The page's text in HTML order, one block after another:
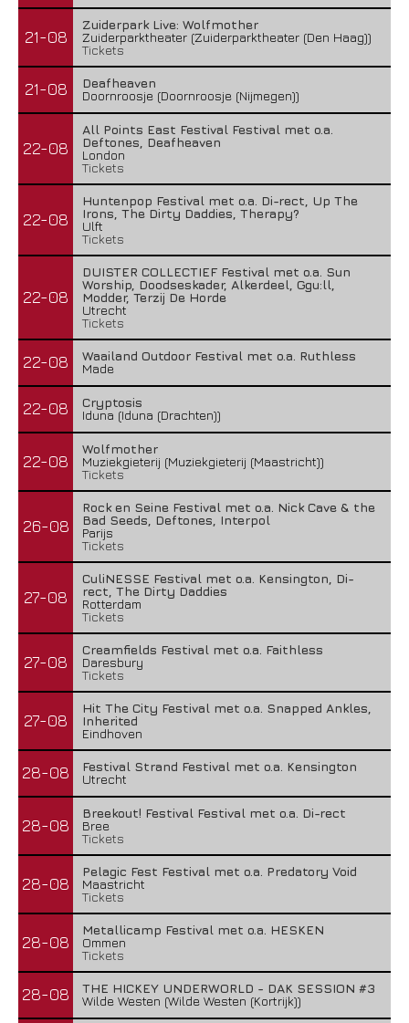
21-08
Zuiderpark Live: Wolfmother
Zuiderparktheater (Zuiderparktheater (Den Haag))
Tickets
21-08
Deafheaven
Doornroosje (Doornroosje (Nijmegen))
22-08
All Points East Festival Festival met o.a.
Deftones, Deafheaven
London
Tickets
22-08
Huntenpop Festival met o.a. Di-rect, Up The
Irons, The Dirty Daddies, Therapy?
Ulft
Tickets
22-08
DUISTER COLLECTIEF Festival met o.a. Sun
Worship, Doodseskader, Alkerdeel, Ggu:ll,
Modder, Terzij De Horde
Utrecht
Tickets
22-08
Waailand Outdoor Festival met o.a. Ruthless
Made
22-08
Cryptosis
Iduna (Iduna (Drachten))
22-08
Wolfmother
Muziekgieterij (Muziekgieterij (Maastricht))
Tickets
26-08
Rock en Seine Festival met o.a. Nick Cave & the
Bad Seeds, Deftones, Interpol
Parijs
Tickets
27-08
CuliNESSE Festival met o.a. Kensington, Di-
rect, The Dirty Daddies
Rotterdam
Tickets
27-08
Creamfields Festival met o.a. Faithless
Daresbury
Tickets
27-08
Hit The City Festival met o.a. Snapped Ankles,
Inherited
Eindhoven
28-08
Festival Strand Festival met o.a. Kensington
Utrecht
28-08
Breekout! Festival Festival met o.a. Di-rect
Bree
Tickets
28-08
Pelagic Fest Festival met o.a. Predatory Void
Maastricht
Tickets
28-08
Metallicamp Festival met o.a. HESKEN
Ommen
Tickets
28-08
THE HICKEY UNDERWORLD - DAK SESSION #3
Wilde Westen (Wilde Westen (Kortrijk))